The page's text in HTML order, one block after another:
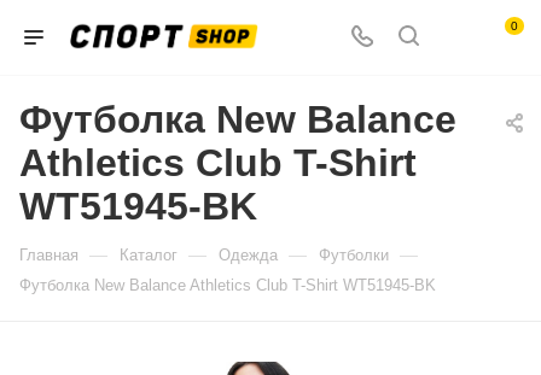
0
Футболка New Balance
Athletics Club T-Shirt
WT51945-BK
Главная — Каталог — Одежда — Футболки —
Футболка New Balance Athletics Club T-Shirt WT51945-BK